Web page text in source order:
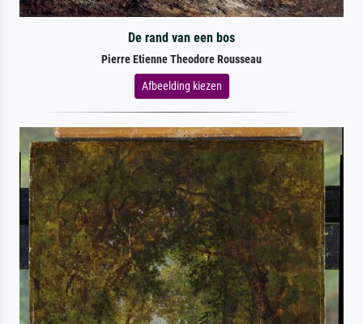
De rand van een bos
Pierre Etienne Theodore Rousseau
Afbeelding kiezen